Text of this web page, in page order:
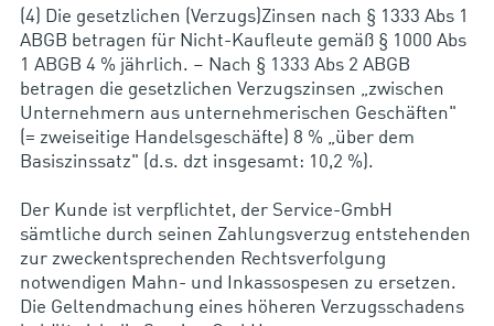
(4) Die gesetzlichen (Verzugs)Zinsen nach § 1333 Abs 1
ABGB betragen für Nicht-Kaufleute gemäß § 1000 Abs
1 ABGB 4 % jährlich. – Nach § 1333 Abs 2 ABGB
betragen die gesetzlichen Verzugszinsen „zwischen
Unternehmern aus unternehmerischen Geschäften"
(= zweiseitige Handelsgeschäfte) 8 % „über dem
Basiszinssatz" (d.s. dzt insgesamt: 10,2 %).
Der Kunde ist verpflichtet, der Service-GmbH
sämtliche durch seinen Zahlungsverzug entstehenden
zur zweckentsprechenden Rechtsverfolgung
notwendigen Mahn- und Inkassospesen zu ersetzen.
Die Geltendmachung eines höheren Verzugsschadens